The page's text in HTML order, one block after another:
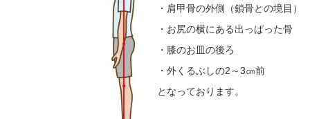
・肩甲骨の外側（鎖骨との境目）
・お尻の横にある出っぱった骨
・膝のお皿の後ろ
・外くるぶしの2～3㎝前
となっております。